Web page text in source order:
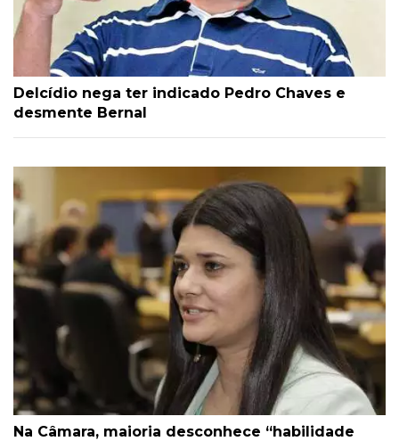
Delcídio nega ter indicado Pedro Chaves e
desmente Bernal
Na Câmara, maioria desconhece “habilidade